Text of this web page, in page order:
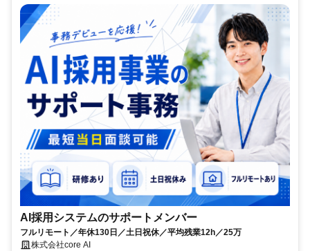
AI採用システムのサポートメンバー
フルリモート／年休130日／土日祝休／平均残業12h／25万
株式会社core AI